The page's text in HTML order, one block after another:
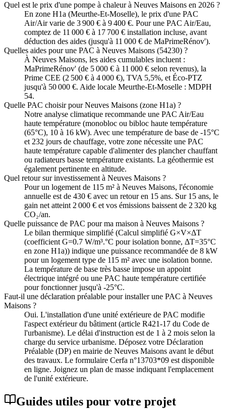
Quel est le prix d'une pompe à chaleur à Neuves Maisons en 2026 ?
En zone H1a (Meurthe-Et-Moselle), le prix d'une PAC
Air/Air varie de 3 900 € à 9 400 €. Pour une PAC Air/Eau,
comptez de 11 000 € à 17 700 € installation incluse, avant
déduction des aides (jusqu'à 11 000 € de MaPrimeRénov').
Quelles aides pour une PAC à Neuves Maisons (54230) ?
À Neuves Maisons, les aides cumulables incluent :
MaPrimeRénov' (de 5 000 € à 11 000 € selon revenus), la
Prime CEE (2 500 € à 4 000 €), TVA 5,5%, et Éco-PTZ
jusqu'à 50 000 €. Aide locale Meurthe-Et-Moselle : MDPH
54.
Quelle PAC choisir pour Neuves Maisons (zone H1a) ?
Notre analyse climatique recommande une PAC Air/Eau
haute température (monobloc ou bibloc haute température
(65°C), 10 à 16 kW). Avec une température de base de -15°C
et 232 jours de chauffage, votre zone nécessite une PAC
haute température capable d'alimenter des plancher chauffant
ou radiateurs basse température existants. La géothermie est
également pertinente en altitude.
Quel retour sur investissement à Neuves Maisons ?
Pour un logement de 115 m² à Neuves Maisons, l'économie
annuelle est de 430 € avec un retour en 15 ans. Sur 15 ans, le
gain net atteint 2 000 € et vos émissions baissent de 2 320 kg
CO₂/an.
Quelle puissance de PAC pour ma maison à Neuves Maisons ?
Le bilan thermique simplifié (Calcul simplifié G×V×ΔT
(coefficient G=0.7 W/m³.°C pour isolation bonne, ΔT=35°C
en zone H1a)) indique une puissance recommandée de 8 kW
pour un logement type de 115 m² avec une isolation bonne.
La température de base très basse impose un appoint
électrique intégré ou une PAC haute température certifiée
pour fonctionner jusqu'à -25°C.
Faut-il une déclaration préalable pour installer une PAC à Neuves
Maisons ?
Oui. L'installation d'une unité extérieure de PAC modifie
l'aspect extérieur du bâtiment (article R421-17 du Code de
l'urbanisme). Le délai d'instruction est de 1 à 2 mois selon la
charge du service urbanisme. Déposez votre Déclaration
Préalable (DP) en mairie de Neuves Maisons avant le début
des travaux. Le formulaire Cerfa n°13703*09 est disponible
en ligne. Joignez un plan de masse indiquant l'emplacement
de l'unité extérieure.
Guides utiles pour votre projet